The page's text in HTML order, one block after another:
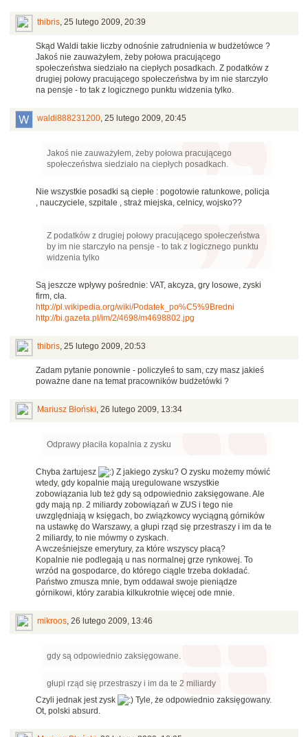
thibris, 25 lutego 2009, 20:39
Skąd Waldi takie liczby odnośnie zatrudnienia w budżetówce ?
Jakoś nie zauważyłem, żeby połowa pracującego
społeczeństwa siedziało na ciepłych posadkach. Z podatków z
drugiej połowy pracującego społeczeństwa by im nie starczyło
na pensje - to tak z logicznego punktu widzenia tylko.
waldi888231200, 25 lutego 2009, 20:45
Jakoś nie zauważyłem, żeby połowa pracującego
społeczeństwa siedziało na ciepłych posadkach.
Nie wszystkie posadki są ciepłe : pogotowie ratunkowe, policja
, nauczyciele, szpitale , straż miejska, celnicy, wojsko??
Z podatków z drugiej połowy pracującego społeczeństwa
by im nie starczyło na pensje - to tak z logicznego punktu
widzenia tylko
Są jeszcze wpływy pośrednie: VAT, akcyza, gry losowe, zyski
firm, cła.
http://pl.wikipedia.org/wiki/Podatek_po%C5%9Bredni
http://bi.gazeta.pl/im/2/4698/m4698802.jpg
thibris, 25 lutego 2009, 20:53
Zadam pytanie ponownie - policzyłeś to sam, czy masz jakieś
poważne dane na temat pracowników budżetówki ?
Mariusz Błoński, 26 lutego 2009, 13:34
Odprawy płaciła kopalnia z zysku
Chyba żartujesz
Z jakiego zysku? O zysku możemy mówić
wtedy, gdy kopalnie mają uregulowane wszystkie
zobowiązania lub też gdy są odpowiednio zaksięgowane. Ale
gdy mają np. 2 miliardy zobowiązań w ZUS i tego nie
uwzględniają w księgach, bo związkowcy wyciągną górników
na ustawkę do Warszawy, a głupi rząd się przestraszy i im da te
2 miliardy, to nie mówmy o zyskach.
A wcześniejsze emerytury, za które wszyscy płacą?
Kopalnie nie podlegają u nas normalnej grze rynkowej. To
wrzód na gospodarce, do którego ciągle trzeba dokładać.
Państwo zmusza mnie, bym oddawał swoje pieniądze
górnikowi, który zarabia kilkukrotnie więcej ode mnie.
mikroos, 26 lutego 2009, 13:46
gdy są odpowiednio zaksięgowane.
głupi rząd się przestraszy i im da te 2 miliardy
Czyli jednak jest zysk
Tyle, że odpowiednio zaksięgowany.
Ot, polski absurd.